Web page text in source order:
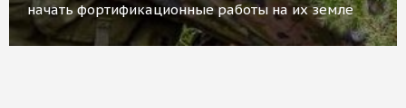
начать фортификационные работы на их земле